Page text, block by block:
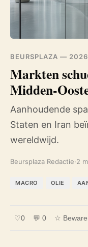
BEURSPLAZA —
Markten
Midden-
Aanhoudende
Staten en Iran
wereldwijd.
Beursplaza Redactie·2
MACRO OLIE
♡0 💬 0 ☆